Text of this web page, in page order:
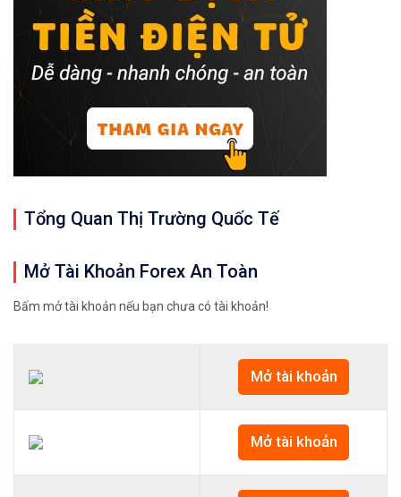
Tổng Quan Thị Trường Quốc Tế
Mở Tài Khoản Forex An Toàn
Bấm mở tài khoản nếu bạn chưa có tài khoản!
Mở tài khoản
Mở tài khoản